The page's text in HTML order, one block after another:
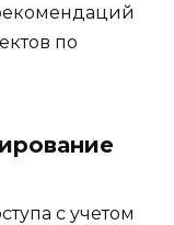
по
с учетом